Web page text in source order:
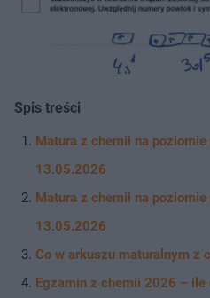
Spis treści
Matura z chemii na
13.05.2026
Matura z chemii na
13.05.2026
Co w arkuszu maturalnym z
Egzamin z chemii 2026 – ile